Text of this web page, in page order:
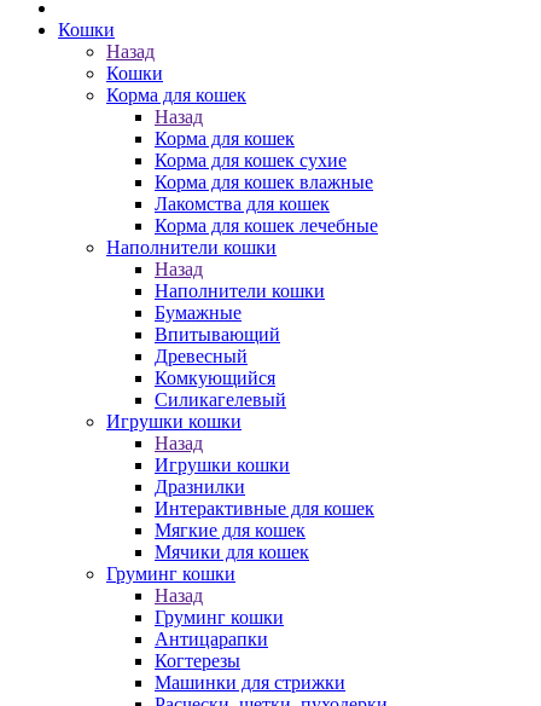
Кошки
Назад
Кошки
Корма для кошек
Назад
Корма для кошек
Корма для кошек сухие
Корма для кошек влажные
Лакомства для кошек
Корма для кошек лечебные
Наполнители кошки
Назад
Наполнители кошки
Бумажные
Впитывающий
Древесный
Комкующийся
Силикагелевый
Игрушки кошки
Назад
Игрушки кошки
Дразнилки
Интерактивные для кошек
Мягкие для кошек
Мячики для кошек
Груминг кошки
Назад
Груминг кошки
Антицарапки
Когтерезы
Машинки для стрижки